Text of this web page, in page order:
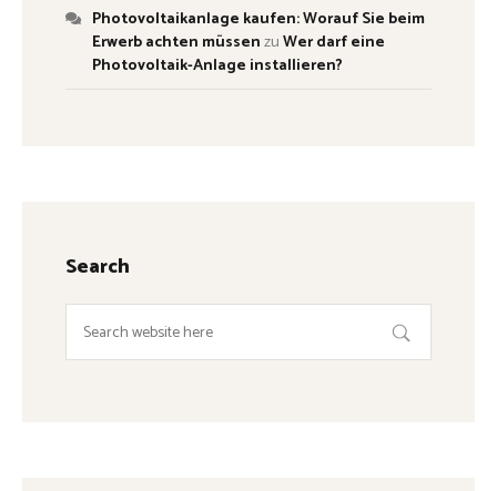
Photovoltaikanlage kaufen: Worauf Sie beim
Erwerb achten müssenzuWer darf eine
Photovoltaik-Anlage installieren?
Search